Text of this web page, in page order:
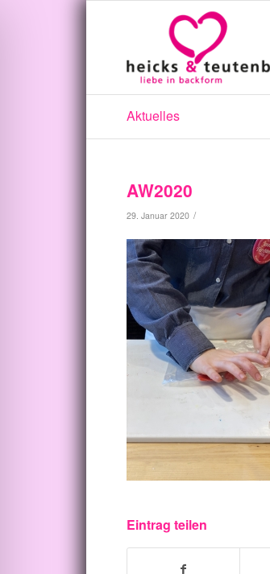
Aktuelles
AW2020
29. Januar 2020 /
Eintrag teilen